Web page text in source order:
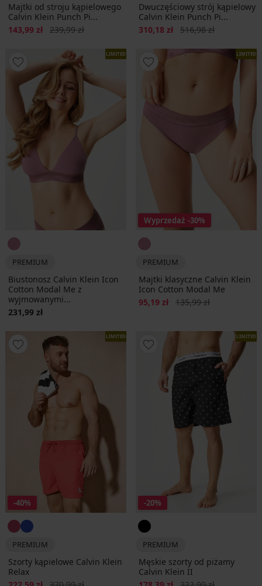
Majtki od stroju kąpielowego
Calvin Klein Punch Pi...
Zniżka
143,99 zł Pierwotna cena
239,99 zł
Dwuczęściowy strój kąpielowy
Calvin Klein Punch Pi...
Zniżka
310,18 zł Pierwotna cena
516,98 zł
LIMITED
PREMIUM
Biustonosz Calvin Klein Icon
Cotton Modal Me z
wyjmowanymi...
231,99 zł
LIMITED
Wyprzedaż -30%
PREMIUM
Majtki klasyczne Calvin Klein
Icon Cotton Modal Me
Zniżka
95,19 zł Pierwotna cena
135,99 zł
LIMITED
-40%
PREMIUM
Szorty kąpielowe Calvin Klein
Relax
LIMITED
-20%
PREMIUM
Męskie szorty od piżamy
Calvin Klein II